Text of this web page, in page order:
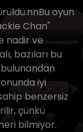
oyun
Chan"
nadir ve
bazıları bu
iyi
benzersiz
çünkü
bilmiyor.